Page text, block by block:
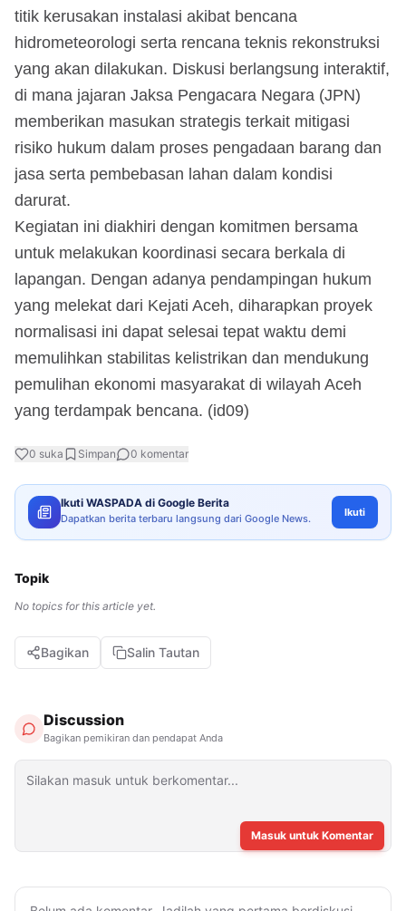
titik kerusakan instalasi akibat bencana
hidrometeorologi serta rencana teknis rekonstruksi
yang akan dilakukan. Diskusi berlangsung interaktif,
di mana jajaran Jaksa Pengacara Negara (JPN)
memberikan masukan strategis terkait mitigasi
risiko hukum dalam proses pengadaan barang dan
jasa serta pembebasan lahan dalam kondisi
darurat.
​Kegiatan ini diakhiri dengan komitmen bersama
untuk melakukan koordinasi secara berkala di
lapangan. Dengan adanya pendampingan hukum
yang melekat dari Kejati Aceh, diharapkan proyek
normalisasi ini dapat selesai tepat waktu demi
memulihkan stabilitas kelistrikan dan mendukung
pemulihan ekonomi masyarakat di wilayah Aceh
yang terdampak bencana. (id09)
0 suka Simpan 0 komentar
Ikuti WASPADA di Google Berita
Dapatkan berita terbaru langsung dari Google News. Ikuti
Topik
No topics for this article yet.
Bagikan Salin Tautan
Discussion
Bagikan pemikiran dan pendapat Anda
Masuk untuk Komentar